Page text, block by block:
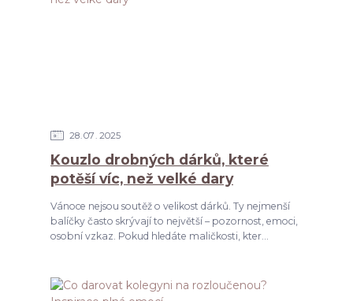
28 07 2025
Kouzlo drobných dárků, které
potěší víc, než velké dary
Vánoce nejsou soutěž o velikost dárků. Ty nejmenší
balíčky často skrývají to největší – pozornost, emoci,
osobní vzkaz. Pokud hledáte maličkosti, kter...